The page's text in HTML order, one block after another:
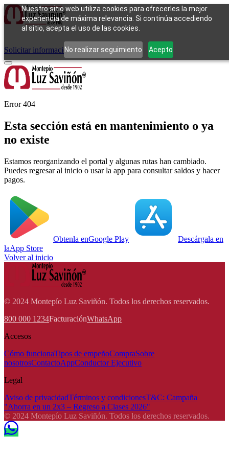
Nuestro sitio web utiliza cookies para ofrecerles la mejor
experiencia de máxima relevancia. Si continúa accediendo
al sitio, acepta el uso de las cookies.
No realizar seguimiento Acepto
Cómo funcionaTipos de empeñoCompraContacto
Solicitar información Iniciar sesión
Error 404
Esta sección está en mantenimiento o ya
no existe
Estamos reorganizando el portal y algunas rutas han cambiado.
Puedes regresar al inicio o usar la app para consultar saldos y hacer
pagos.
Obtenla enGoogle Play
Descárgala en
laApp Store
Volver al inicio
© 2024 Montepío Luz Saviñón. Todos los derechos reservados.
800 000 1234FacturaciónWhatsApp
Accesos
Cómo funcionaTipos de empeñoCompraSobre
nosotrosContactoAppConductor Ejecutivo
Legal
Aviso de privacidadTérminos y condicionesT&C: Campaña
"Ahorra en un 2x3 – Regreso a Clases 2026"
© 2024 Montepío Luz Saviñón. Todos los derechos reservados.